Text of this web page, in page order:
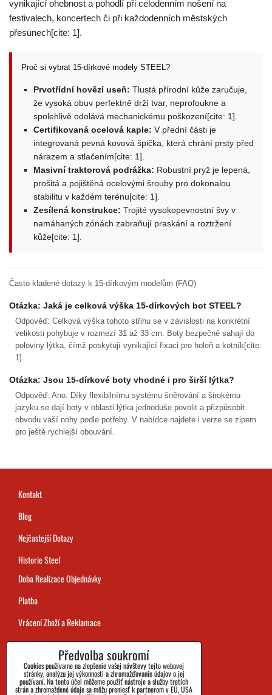
vynikající ohebnost a pohodlí při celodenním nošení na
festivalech, koncertech či při každodenních městských
přesunech[cite: 1].
Proč si vybrat 15-dírkové modely STEEL?
Prvotřídní hovězí useň: Tlustá přírodní kůže zaručuje,
že vysoká obuv perfektně drží tvar, neprofoukne a
spolehlivě odolává mechanickému poškození[cite: 1].
Certifikovaná ocelová kaple: V přední části je
integrovaná pevná kovová špička, která chrání prsty před
nárazem a stlačením[cite: 1].
Masivní traktorová podrážka: Robustní pryž je lepená,
prošitá a pojištěná ocelovými šrouby pro dokonalou
stabilitu v každém terénu[cite: 1].
Zesílená konstrukce: Trojité vysokopevnostní švy v
namáhaných zónách zabraňují praskání a roztržení
kůže[cite: 1].
Často kladené dotazy k 15-dírkovým modelům (FAQ)
Otázka: Jaká je celková výška 15-dírkových bot STEEL?
Odpověď: Celková výška tohoto střihu se v závislosti na konkrétní
velikosti pohybuje v rozmezí 31 až 33 cm. Boty bezpečně sahají do
poloviny lýtka, čímž poskytují vynikající fixaci pro holeň a kotník[cite:
1].
Otázka: Jsou 15-dírkové boty vhodné i pro širší lýtka?
Odpověď: Ano. Díky flexibilnímu systému šněrování a širokému
jazyku se dají boty v oblasti lýtka jednoduše povolit a přizpůsobit
obvodu vaší nohy podle potřeby. V nabídce najdete i verze se zipem
pro ještě rychlejší obouvání.
Kontakt
Blog
Nejčastejší Dotazy
Historie Steel
Doba Realizace Objednávky
Platba
Vrácení Zboží a Reklamace
Velikost
Údaje Společnosti
Ochrana Soukromí, Cookies
Předvolba soukromí
Cookies používame na zlepšenie vašej návštevy tejto webovej
stránky, analýzu jej výkonnosti a zhromažďovanie údajov o jej
používaní. Na tento účel môžeme použiť nástroje a služby tretích
strán a zhromaždené údaje sa môžu preniesť k partnerom v EÚ, USA